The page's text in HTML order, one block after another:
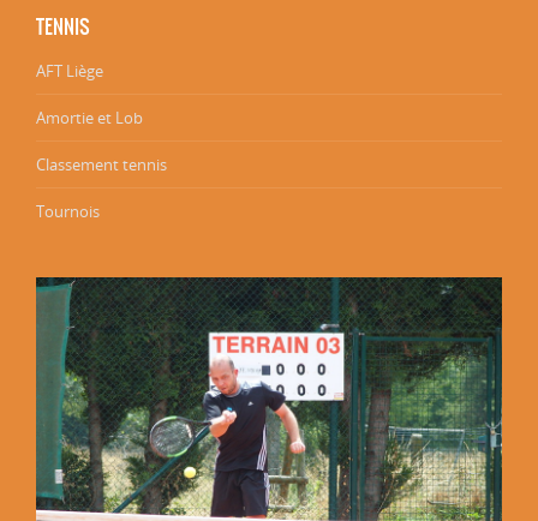
TENNIS
AFT Liège
Amortie et Lob
Classement tennis
Tournois